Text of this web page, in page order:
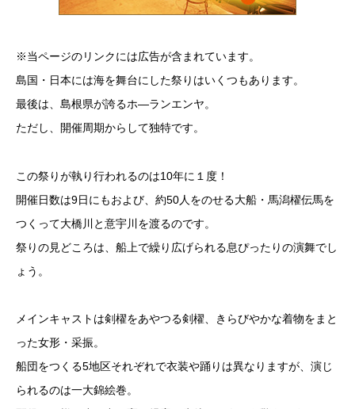
※当ページのリンクには広告が含まれています。
島国・日本には海を舞台にした祭りはいくつもあります。
最後は、島根県が誇るホ―ランエンヤ。
ただし、開催周期からして独特です。
この祭りが執り行われるのは10年に１度！
開催日数は9日にもおよび、約50人をのせる大船・馬潟櫂伝馬を
つくって大橋川と意宇川を渡るのです。
祭りの見どころは、船上で繰り広げられる息ぴったりの演舞でし
ょう。
メインキャストは剣櫂をあやつる剣櫂、きらびやかな着物をまと
った女形・采振。
船団をつくる5地区それぞれで衣装や踊りは異なりますが、演じ
られるのは一大錦絵巻。